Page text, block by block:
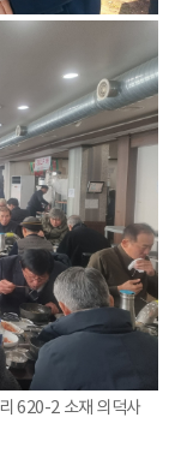
620-2 소재 의덕사